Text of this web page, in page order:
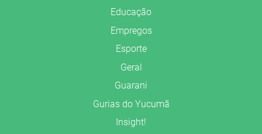
Educação
Empregos
Esporte
Geral
Guarani
Gurias do Yucumã
Insight!